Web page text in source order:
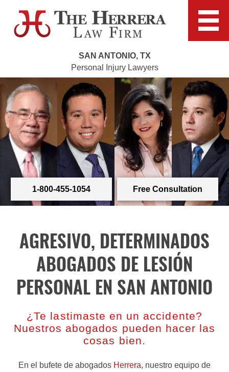
SAN ANTONIO, TX
Personal Injury Lawyers
1-800-455-1054 Free Consultation
AGRESIVO, DETERMINADOS
ABOGADOS DE LESIÓN
PERSONAL EN SAN ANTONIO
¿Te lastimaste en un accidente?
Nuestros abogados pueden hacer las
cosas bien.
En el bufete de abogados Herrera, nuestro equipo de